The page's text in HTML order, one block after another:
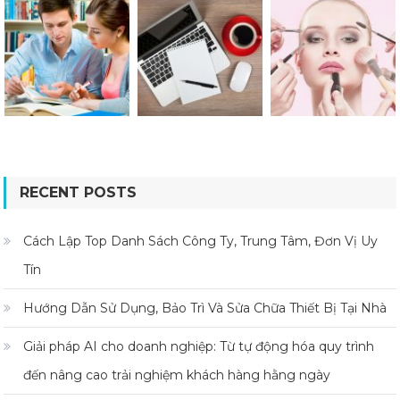
RECENT POSTS
Cách Lập Top Danh Sách Công Ty, Trung Tâm, Đơn Vị Uy
Tín
Hướng Dẫn Sử Dụng, Bảo Trì Và Sửa Chữa Thiết Bị Tại Nhà
Giải pháp AI cho doanh nghiệp: Từ tự động hóa quy trình
đến nâng cao trải nghiệm khách hàng hằng ngày